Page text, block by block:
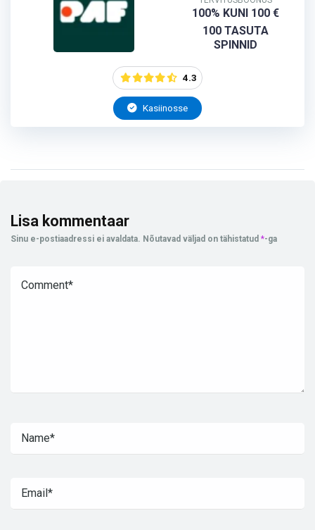
100% KUNI 100 €
100 TASUTA
SPINNID
4.3
Kasiinosse
Lisa kommentaar
Sinu e-postiaadressi ei avaldata. Nõutavad väljad on tähistatud *-ga